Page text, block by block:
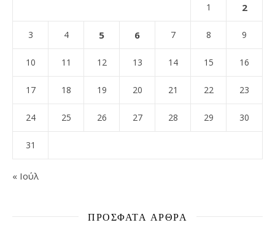
1 2
3 4 5 6 7 8 9
10 11 12 13 14 15 16
17 18 19 20 21 22 23
24 25 26 27 28 29 30
31
« Ιούλ
ΠΡΌΣΦΑΤΑ ΆΡΘΡΑ